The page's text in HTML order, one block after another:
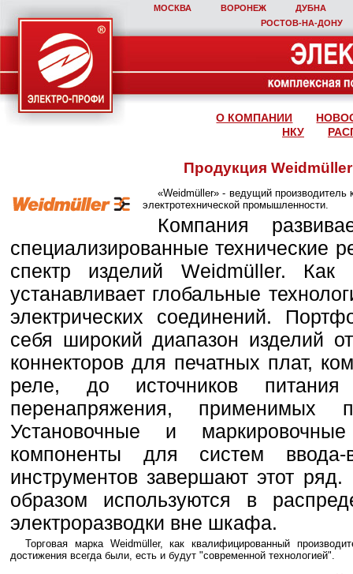
МОСКВА ВОРОНЕЖ
ДУБНА
РОСТОВ‑НА‑ДОНУ
О КОМПАНИИ
НКУ
Продукция
«Weidmüller» - ведущий производитель
электротехнической промышленности.
Компания
специализированные
спектр изделий Weidmüller. Как
устанавливает глобальные
электрических соединений.
себя широкий диапазон изделий
коннекторов для печатных плат,
реле, до источников
перенапряжения, применимых
Установочные и
компоненты для систем
инструментов завершают этот
образом используются в
электроразводки вне шкафа.
Торговая марка Weidmüller, как квалифицированный
достижения всегда были, есть и будут "современной технологией".